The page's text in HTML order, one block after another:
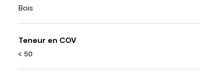
Bois
Teneur en COV
< 50